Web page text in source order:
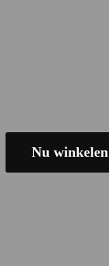
Nu winkelen